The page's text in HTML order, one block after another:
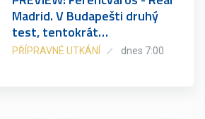
Madrid. V Budapešti druhý
test, tentokrát…
PŘÍPRAVNÉ UTKÁNÍ dnes 7:00